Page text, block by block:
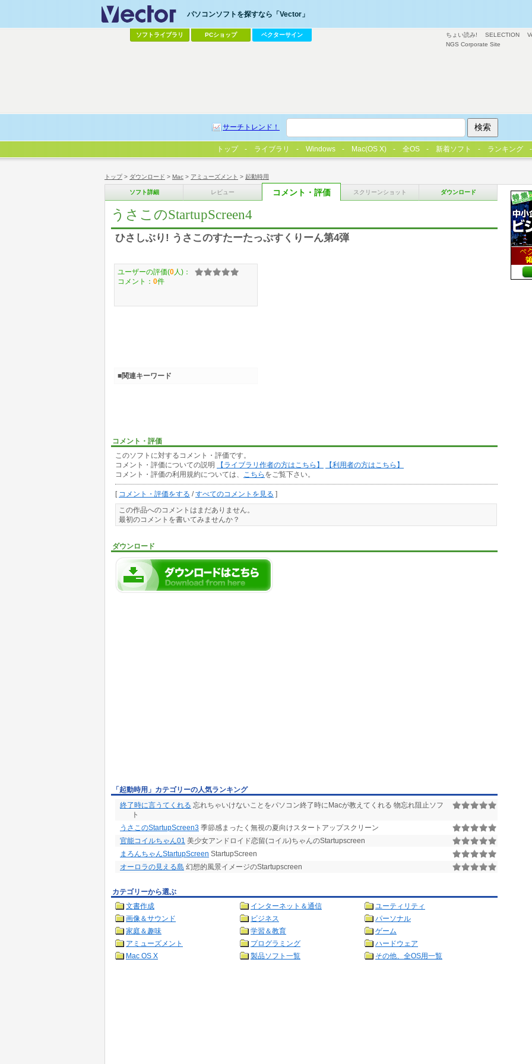
トップ> ダウンロード > Mac > アミューズメント > 起動時用
ソフト詳細 レビュー コメント・評価 スクリーンショット ダウンロード
うさこのStartupScreen4
ひさしぶり! うさこのすたーたっぷすくりーん第4弾
コメント・評価
このソフトに対するコメント・評価です。
コメント・評価についての説明
【ライブラリ作者の方はこちら】
【利用者の方はこちら】
コメント・評価の利用規約については、
こちら をご覧下さい。
[ コメント・評価をする /すべてのコメントを見る ]
この作品へのコメントはまだありません。
最初のコメントを書いてみませんか？
ダウンロード
ユーザーの評価(0 人)：
コメント： 0件
■関連キーワード
「起動時用」カテゴリーの人気ランキング
終了時に言うてくれる 忘れちゃいけないことをパソコン終了時にMacが教えてくれる 物忘れ阻止ソフ
ト
うさこのStartupScreen3 季節感まったく無視の夏向けスタートアップスクリーン
官能コイルちゃん01 美少女アンドロイド恋留(コイル)ちゃんのStartupscreen
まろんちゃんStartupScreen StartupScreen
オーロラの見える島 幻想的風景イメージのStartupscreen
カテゴリーから選ぶ
文書作成
インターネット＆通信
ユーティリティ
画像＆サウンド
ビジネス
パーソナル
家庭＆趣味
学習＆教育
ゲーム
アミューズメント
プログラミング
ハードウェア
Mac OS X
製品ソフト一覧 その他、全OS用一覧
ちょい読み! SELECTION
NGS Corporate Site
パソコンソフトを探すなら「Vector」
ソフトライブラリ PCショップ ベクターサイン
サーチトレンド！
トップ ライブラリ Windows Mac(OS X) 全OS 新着ソフト ランキング